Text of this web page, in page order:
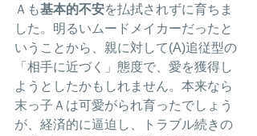
Ａも基本的不安を払拭されずに育ちま
した。明るいムードメイカーだったと
いうことから、親に対して(A)追従型の
「相手に近づく」態度で、愛を獲得し
ようとしたかもしれません。本来なら
末っ子Ａは可愛がられ育ったでしょう
が、経済的に逼迫し、トラブル続きの